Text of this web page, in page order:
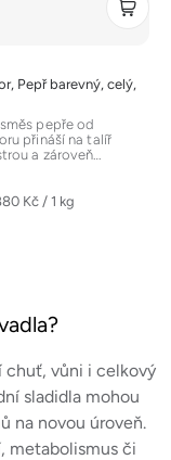
Pepř barevný, celý,
Kč / 1 kg
pepře od
přináší na talíř
a zároveň
chuť, vůni i celkový
sladidla mohou
na novou úroveň.
metabolismus či